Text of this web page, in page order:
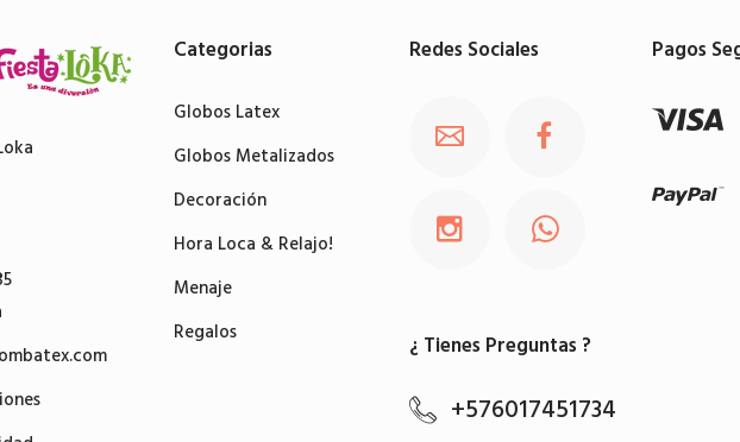
Categorias
Globos Latex
Globos Metalizados
Decoración
Hora Loca & Relajo!
Menaje
Regalos
Redes Sociales
¿ Tienes Preguntas ?
+576017451734
Pagos